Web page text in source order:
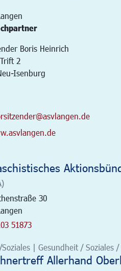
Boris Heinrich
2
Isenburg
30
51873
Soziales | Gesundheit /
Allerhand